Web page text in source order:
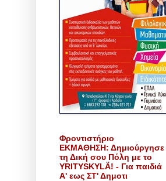
Φροντιστήριο
ΕΚΜΑΘΗΣΗ: Δημιούργησε
τη Δική σου Πόλη με το
YRITYSKYLÄ! - Για παιδιά
Α' εως ΣΤ' Δημοτι